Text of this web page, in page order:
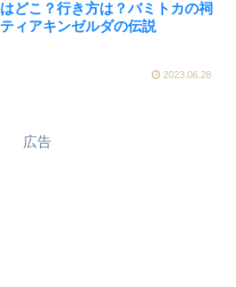
はどこ？行き方は？バミトカの祠
ティアキンゼルダの伝説
2023.06.28
広告